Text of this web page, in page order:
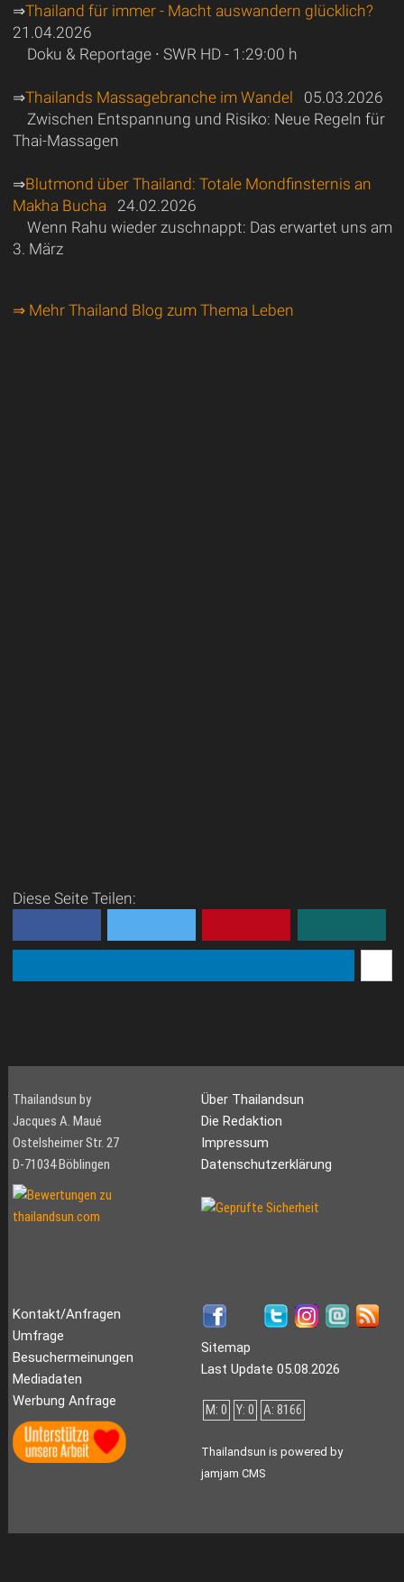
⇒Thailand für immer - Macht auswandern glücklich?
21.04.2026
Doku & Reportage ∙ SWR HD - 1:29:00 h
⇒Thailands Massagebranche im Wandel 05.03.2026
Zwischen Entspannung und Risiko: Neue Regeln für
Thai-Massagen
⇒Blutmond über Thailand: Totale Mondfinsternis an
Makha Bucha 24.02.2026
Wenn Rahu wieder zuschnappt: Das erwartet uns am
3. März
⇒ Mehr Thailand Blog zum Thema Leben
Diese Seite Teilen:
Thailandsun by
Jacques A. Maué
Ostelsheimer Str. 27
D-71034 Böblingen
Über Thailandsun
Die Redaktion
Impressum
Datenschutzerklärung
Kontakt/Anfragen
Umfrage
Besuchermeinungen
Mediadaten
Werbung Anfrage
Sitemap
Last Update 05.08.2026
M: 0 Y: 0 A: 8166
Thailandsun is powered by
jamjam CMS